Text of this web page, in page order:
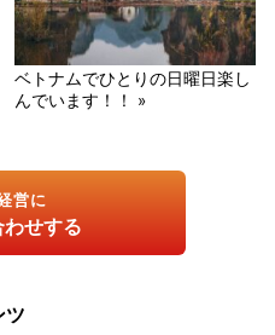
ベトナムでひとりの日曜日楽し
んでいます！！ »
営に
せする
ツ